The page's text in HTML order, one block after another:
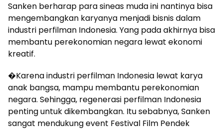
Sanken berharap para sineas muda ini nantinya bisa
mengembangkan karyanya menjadi bisnis dalam
industri perfilman Indonesia. Yang pada akhirnya bisa
membantu perekonomian negara lewat ekonomi
kreatif.
�Karena industri perfilman Indonesia lewat karya
anak bangsa, mampu membantu perekonomian
negara. Sehingga, regenerasi perfilman Indonesia
penting untuk dikembangkan. Itu sebabnya, Sanken
sangat mendukung event Festival Film Pendek